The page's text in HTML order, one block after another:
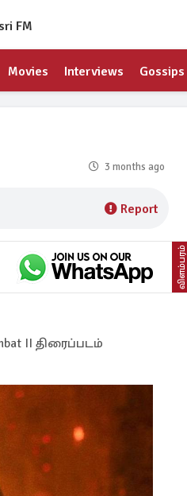
FM
Movies Interviews Gossips
3 months ago
Report
விளம்பரம்
II திரைப்படம்